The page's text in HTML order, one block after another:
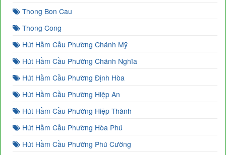
Thong Bon Cau
Thong Cong
Hút Hầm Cầu Phường Chánh Mỹ
Hút Hầm Cầu Phường Chánh Nghĩa
Hút Hầm Cầu Phường Định Hòa
Hút Hầm Cầu Phường Hiệp An
Hút Hầm Cầu Phường Hiệp Thành
Hút Hầm Cầu Phường Hòa Phú
Hút Hầm Cầu Phường Phú Cường